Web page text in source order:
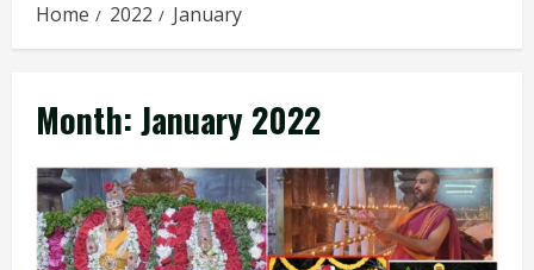
Home 2022 January
Month:January 2022